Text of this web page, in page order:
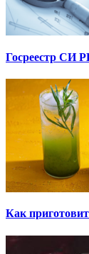
Госреестр СИ
Как